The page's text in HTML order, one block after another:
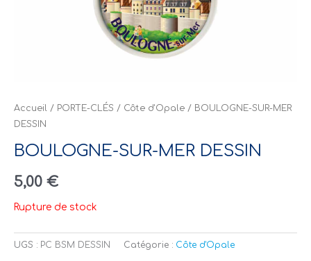
Accueil / PORTE-CLÉS / Côte d'Opale / BOULOGNE-SUR-MER
DESSIN
BOULOGNE-SUR-MER DESSIN
5,00 €
Rupture de stock
UGS : PC BSM DESSIN Catégorie : Côte d'Opale